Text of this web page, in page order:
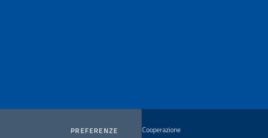
PREFERENZE COOKIES
2026 Copyright Ministero degli Affari Esteri e della Cooperazione